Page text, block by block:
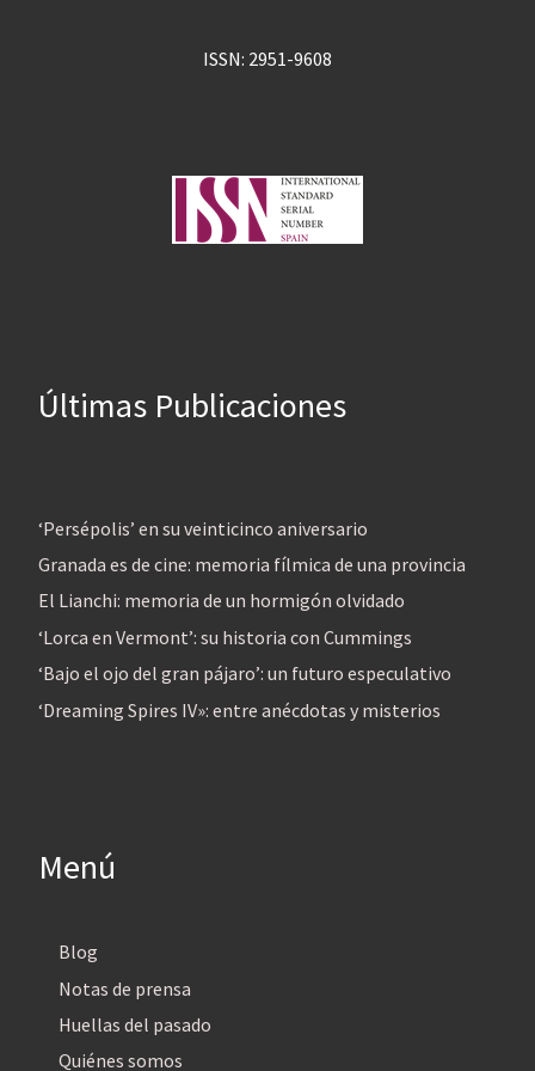
ISSN: 2951-9608
Últimas Publicaciones
‘Persépolis’ en su veinticinco aniversario
Granada es de cine: memoria fílmica de una provincia
El Lianchi: memoria de un hormigón olvidado
‘Lorca en Vermont’: su historia con Cummings
‘Bajo el ojo del gran pájaro’: un futuro especulativo
‘Dreaming Spires IV»: entre anécdotas y misterios
Menú
Blog
Notas de prensa
Huellas del pasado
Quiénes somos